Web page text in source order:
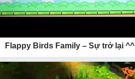
Flappy Birds Family – Sự trở lại ^^